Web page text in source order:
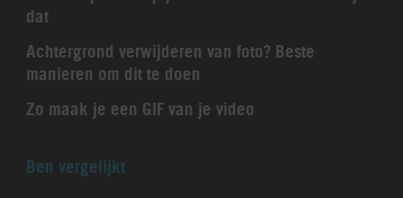
dat
Achtergrond verwijderen van foto? Beste
manieren om dit te doen
Zo maak je een GIF van je video
Ben vergelijkt